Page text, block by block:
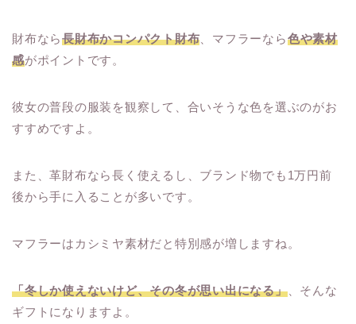
財布なら長財布かコンパクト財布 、マフラーなら色や素材
感がポイントです。
彼女の普段の服装を観察して、合いそうな色を選ぶのがお
すすめですよ。
また、革財布なら長く使えるし、ブランド物でも1万円前
後から手に入ることが多いです。
マフラーはカシミヤ素材だと特別感が増しますね。
「冬しか使えないけど、その冬が思い出になる」、そんな
ギフトになりますよ。